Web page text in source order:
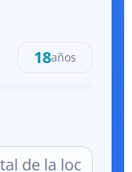
18años